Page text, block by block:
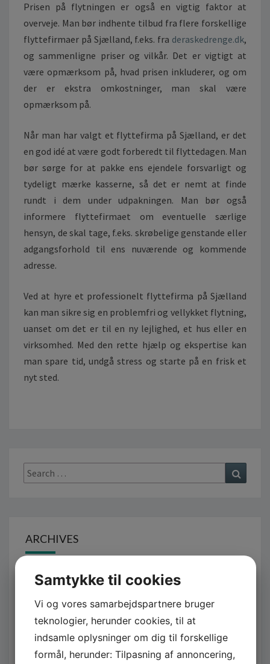
D
I
N
Ø
G
L
L
E
N
P
R
B
L
E
I
F
L
Y
N
Prisen på flytningen er også en vigtig faktor at
overveje. Man bør indhente tilbud fra flere forskellige
flyttefirmaer på Sjælland, f.eks. fra deraskedrenge.dk,
og sammenligne priser og vilkår. Det er vigtigt at
være opmærksom på, hvad prisen inkluderer, og om
der er ekstra omkostninger, man skal være
opmærksom på.
Når man har valgt et flyttefirma på Sjælland, er det
en god idé at være godt forberedt til flyttedagen. Man
bør sørge for at pakke ens ejendele forsvarligt og
tydeligt mærke kasserne, så det er nemt at finde
rundt i dem under udpakningen. Man bør også
informere flyttefirmaet om eventuelle særlige
hensyn, de skal tage, f.eks. skrøbelige genstande eller
adgangsforhold til ens nuværende og kommende
adresse.
Ved at hyre et professionelt flyttefirma på Sjælland
kan man sikre sig en problemfri og vellykket flytning,
uanset om det er til en ny lejlighed, et hus eller en
virksomhed. Med den rette hjælp og ekspertise kan
man spare tid, undgå stress og starte på en frisk et
nyt sted.
Search
for:
ARCHIVES
juli 2026
april 2026
februar 2026
januar 2026
Samtykke til cookies
Vi og vores samarbejdspartnere bruger
teknologier, herunder cookies, til at
indsamle oplysninger om dig til forskellige
formål, herunder: Tilpasning af annoncering,